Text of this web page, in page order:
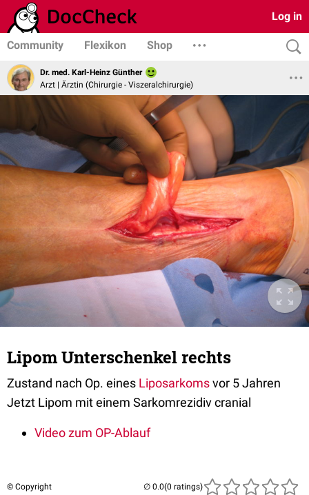
Log in
Community Flexikon Shop
Dr. med. Karl-Heinz Günther
Arzt | Ärztin (Chirurgie - Viszeralchirurgie)
Lipom Unterschenkel rechts
Zustand nach Op. eines Liposarkomsvor 5 Jahren
Jetzt Lipom mit einem Sarkomrezidiv cranial
Video zum OP-Ablauf
© Copyright (0 ratings)